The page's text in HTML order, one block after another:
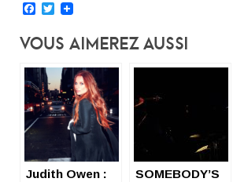
Facebook
Twitter
Vous Aimerez Aussi
Judith Owen :
SOMEBODY’S